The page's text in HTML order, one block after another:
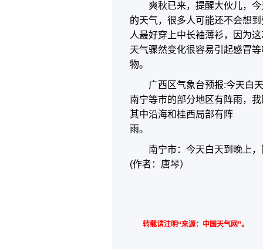
爽秋已来，提醒大伙儿，
的天气，很多人可能还不会想
人最好穿上中长袖薄衫，因为
天气骤然变化很容易引起感冒
物。
广西区气象台预报:今天白
南宁等市的部分地区有阵雨，
其中沿海和桂西局部有阵
雨。
南宁市：今天白天到晚上
(作者：唐琴）
转载请注明“来源：中国天气网”。